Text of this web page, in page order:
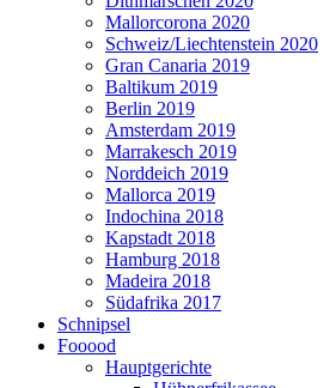
Mallorcorona 2020
Schweiz/Liechtenstein 2020
Gran Canaria 2019
Baltikum 2019
Berlin 2019
Amsterdam 2019
Marrakesch 2019
Norddeich 2019
Mallorca 2019
Indochina 2018
Kapstadt 2018
Hamburg 2018
Madeira 2018
Südafrika 2017
Schnipsel
Fooood
Hauptgerichte